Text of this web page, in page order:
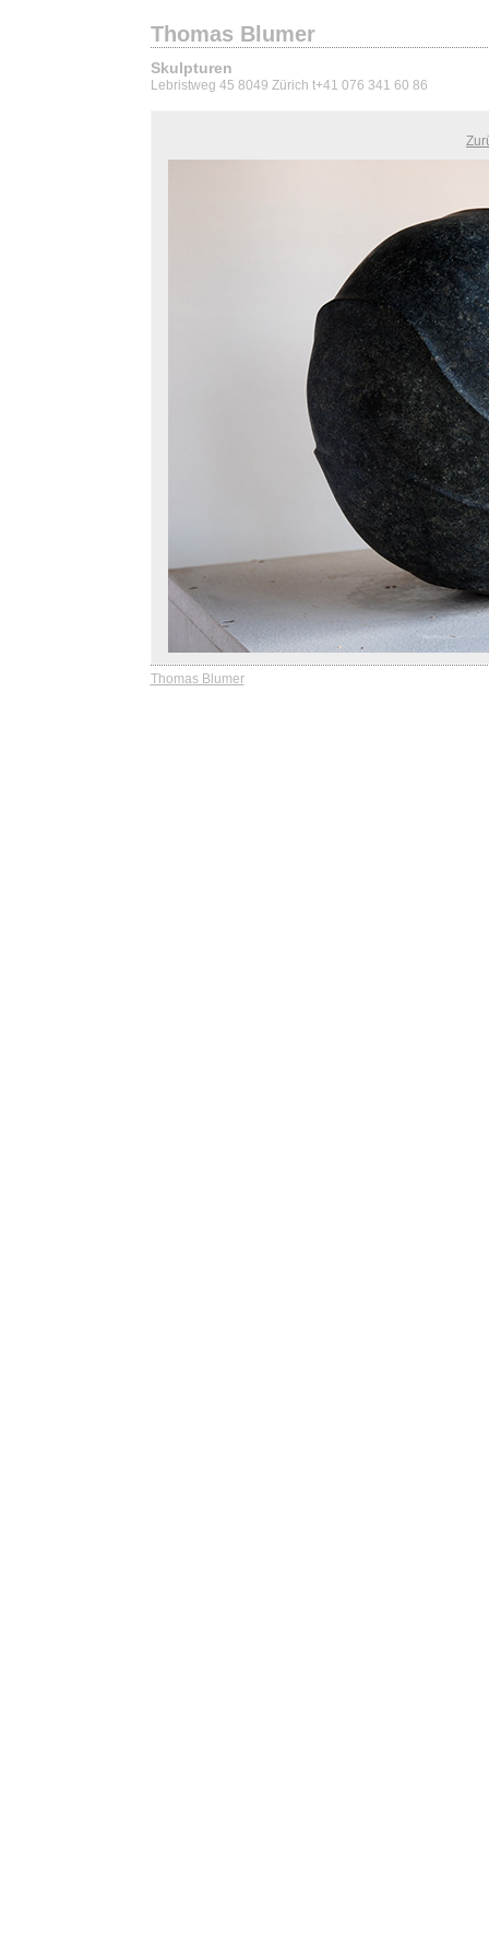
Thomas Blumer
Skulpturen
Lebristweg 45 8049 Zürich t+41 076 341 60 86
Thomas Blumer